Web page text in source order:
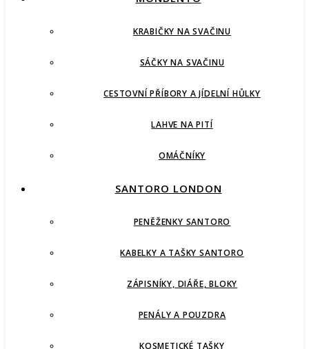
KRABIČKY NA SVAČINU
SÁČKY NA SVAČINU
CESTOVNÍ PŘÍBORY A JÍDELNÍ HŮLKY
LAHVE NA PITÍ
OMÁČNÍKY
SANTORO LONDON
PENĚŽENKY SANTORO
KABELKY A TAŠKY SANTORO
ZÁPISNÍKY, DIÁŘE, BLOKY
PENÁLY A POUZDRA
KOSMETICKÉ TAŠKY